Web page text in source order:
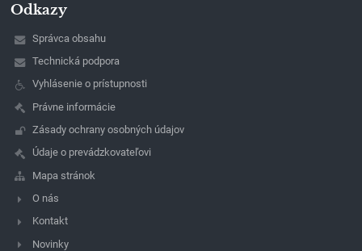
Odkazy
Správca obsahu
Technická podpora
Vyhlásenie o prístupnosti
Právne informácie
Zásady ochrany osobných údajov
Údaje o prevádzkovateľovi
Mapa stránok
O nás
Kontakt
Novinky